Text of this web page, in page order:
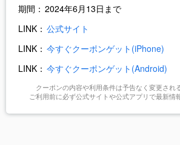
期間： 2024年6月13日まで
LINK： 公式サイト
LINK： 今すぐクーポンゲット(iPhone)
LINK： 今すぐクーポンゲット(Android)
クーポンの内容や利用条件は予告なく変更され
ご利用前に必ず公式サイトや公式アプリで最新情